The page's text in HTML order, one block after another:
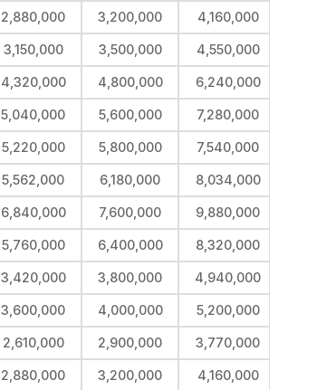
2,880,000 3,200,000 4,160,000
3,150,000 3,500,000 4,550,000
4,320,000 4,800,000 6,240,000
5,040,000 5,600,000 7,280,000
5,220,000 5,800,000 7,540,000
5,562,000 6,180,000 8,034,000
6,840,000 7,600,000 9,880,000
5,760,000 6,400,000 8,320,000
3,420,000 3,800,000 4,940,000
3,600,000 4,000,000 5,200,000
2,610,000 2,900,000 3,770,000
2,880,000 3,200,000 4,160,000